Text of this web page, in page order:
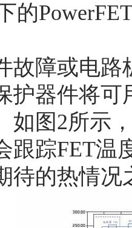
的
故障或电
护器件将
如图2所示
跟踪FET温
待的热情况